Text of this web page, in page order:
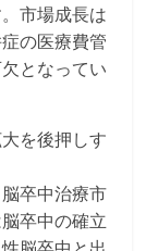
市場成長は
の医療費管
となってい
を後押しす
卒中治療市
卒中の確立